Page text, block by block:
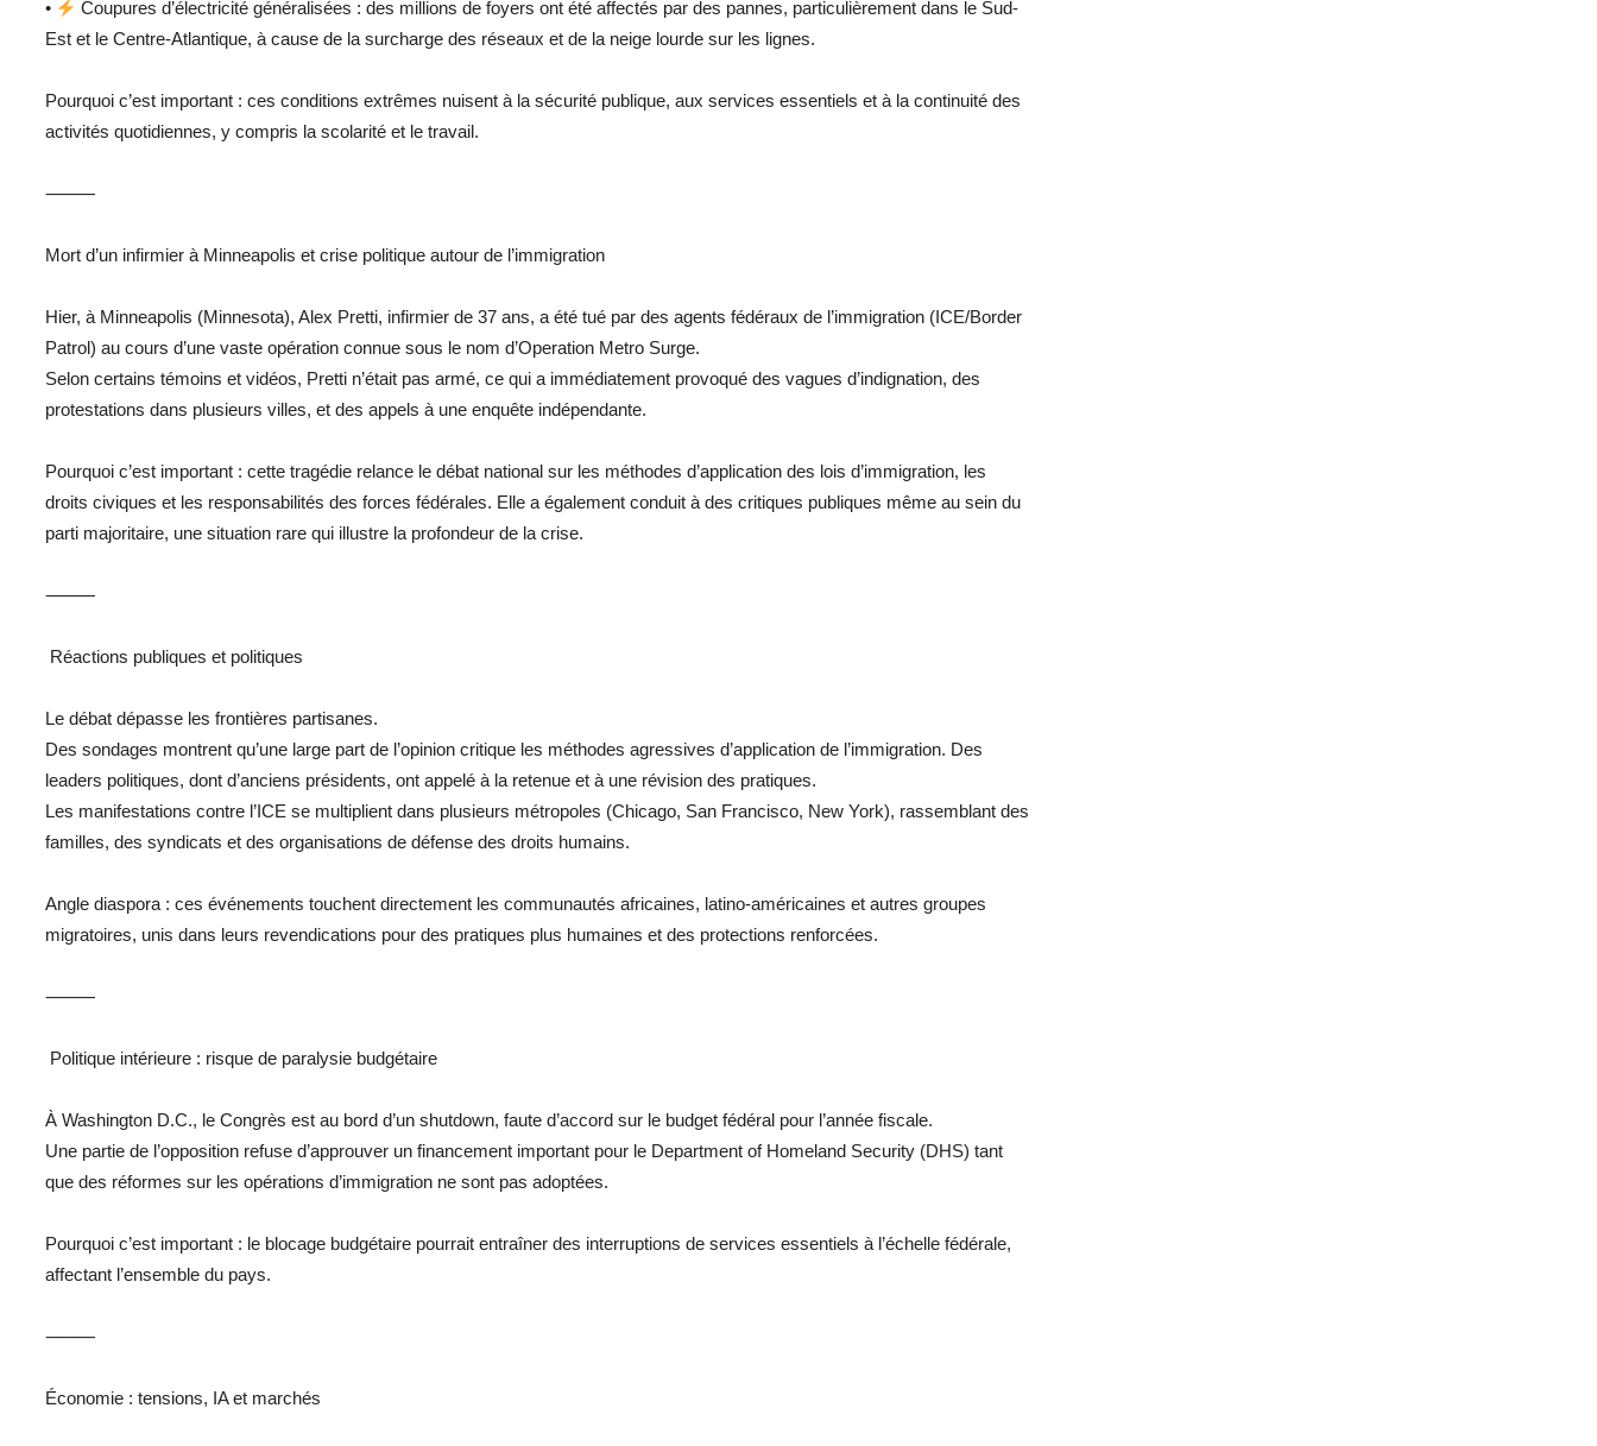
•
Coupures d’électricité généralisées : des millions de foyers ont été affectés par des pannes, particulièrement dans le Sud-
Est et le Centre-Atlantique, à cause de la surcharge des réseaux et de la neige lourde sur les lignes.
Pourquoi c’est important : ces conditions extrêmes nuisent à la sécurité publique, aux services essentiels et à la continuité des
activités quotidiennes, y compris la scolarité et le travail.
⸻
Mort d’un infirmier à Minneapolis et crise politique autour de l’immigration
Hier, à Minneapolis (Minnesota), Alex Pretti, infirmier de 37 ans, a été tué par des agents fédéraux de l’immigration (ICE/Border
Patrol) au cours d’une vaste opération connue sous le nom d’Operation Metro Surge.
Selon certains témoins et vidéos, Pretti n’était pas armé, ce qui a immédiatement provoqué des vagues d’indignation, des
protestations dans plusieurs villes, et des appels à une enquête indépendante.
Pourquoi c’est important : cette tragédie relance le débat national sur les méthodes d’application des lois d’immigration, les
droits civiques et les responsabilités des forces fédérales. Elle a également conduit à des critiques publiques même au sein du
parti majoritaire, une situation rare qui illustre la profondeur de la crise.
⸻
‍‍ Réactions publiques et politiques
Le débat dépasse les frontières partisanes.
Des sondages montrent qu’une large part de l’opinion critique les méthodes agressives d’application de l’immigration. Des
leaders politiques, dont d’anciens présidents, ont appelé à la retenue et à une révision des pratiques.
Les manifestations contre l’ICE se multiplient dans plusieurs métropoles (Chicago, San Francisco, New York), rassemblant des
familles, des syndicats et des organisations de défense des droits humains.
Angle diaspora : ces événements touchent directement les communautés africaines, latino-américaines et autres groupes
migratoires, unis dans leurs revendications pour des pratiques plus humaines et des protections renforcées.
⸻
️ Politique intérieure : risque de paralysie budgétaire
À Washington D.C., le Congrès est au bord d’un shutdown, faute d’accord sur le budget fédéral pour l’année fiscale.
Une partie de l’opposition refuse d’approuver un financement important pour le Department of Homeland Security (DHS) tant
que des réformes sur les opérations d’immigration ne sont pas adoptées.
Pourquoi c’est important : le blocage budgétaire pourrait entraîner des interruptions de services essentiels à l’échelle fédérale,
affectant l’ensemble du pays.
⸻
Économie : tensions, IA et marchés